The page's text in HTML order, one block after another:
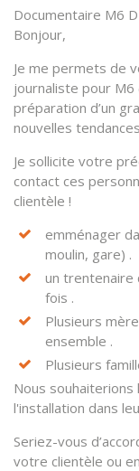
Documentaire M6
Bonjour,
Je me permets de
journaliste pour M6
préparation d’un
nouvelles
Je sollicite votre
contact ces
clientèle !
emménager
moulin, gare) .
un trentenaire
fois .
Plusieurs
ensemble .
Plusieurs
Nous
l'installation dans
Seriez-vous
votre clientèle ou